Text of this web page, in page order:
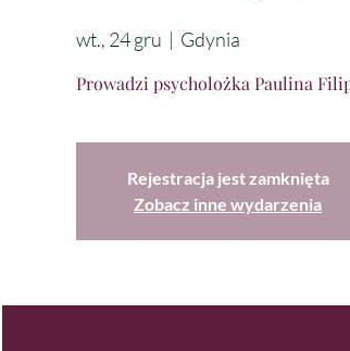
wt., 24 gru
  |
Gdynia
Prowadzi psycholożka Paulina
Rejestracja jest zamknięta
Zobacz inne wydarzenia